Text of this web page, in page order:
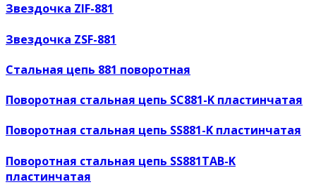
Звездочка ZIF-881
Звездочка ZSF-881
Стальная цепь 881 поворотная
Поворотная стальная цепь SC881-K пластинчатая
Поворотная стальная цепь SS881-K пластинчатая
Поворотная стальная цепь SS881TAB-K
пластинчатая